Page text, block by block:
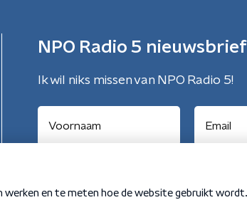
NPO Radio 5 nieuwsbrief
Ik wil niks missen van NPO Radio 5!